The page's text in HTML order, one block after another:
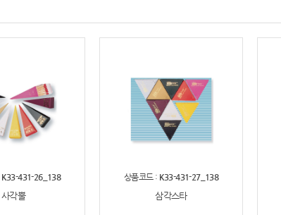
K33-431-26_138
사각뿔
상품코드 : K33-431-27_138
삼각스타